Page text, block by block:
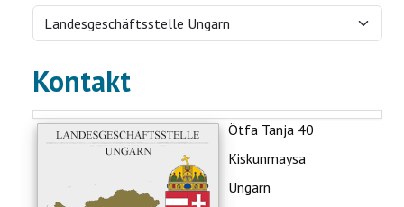
Kontakt
Ötfa Tanja 40
Kiskunmaysa
Ungarn